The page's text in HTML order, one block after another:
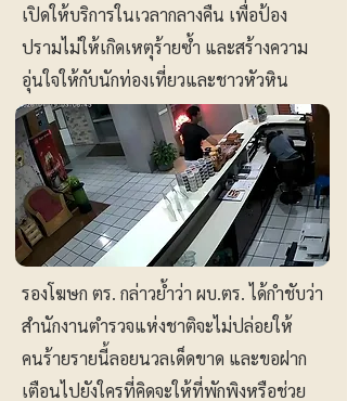
เปิดให้บริการในเวลากลางคืน เพื่อป้อง
ปรามไม่ให้เกิดเหตุร้ายซ้ำ และสร้างความ
อุ่นใจให้กับนักท่องเที่ยวและชาวหัวหิน
รองโฆษก ตร. กล่าวย้ำว่า ผบ.ตร. ได้กำชับว่า
สำนักงานตำรวจแห่งชาติจะไม่ปล่อยให้
คนร้ายรายนี้ลอยนวลเด็ดขาด และขอฝาก
เตือนไปยังใครที่คิดจะให้ที่พักพิงหรือช่วย